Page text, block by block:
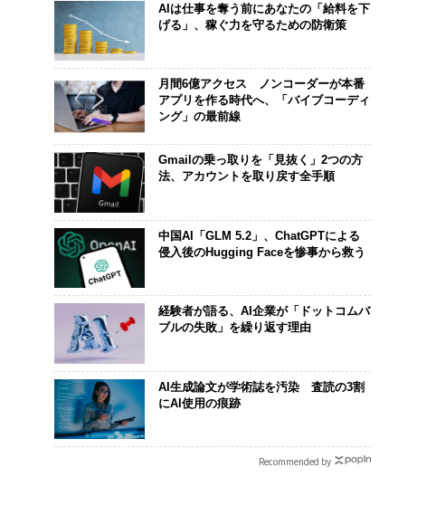
AIは仕事を奪う前にあなたの「給料を下
げる」、稼ぐ力を守るための防衛策
月間6億アクセス ノンコーダーが本番
アプリを作る時代へ、「バイブコーディ
ング」の最前線
Gmailの乗っ取りを「見抜く」2つの方
法、アカウントを取り戻す全手順
中国AI「GLM 5.2」、ChatGPTによる
侵入後のHugging Faceを惨事から救う
経験者が語る、AI企業が「ドットコムバ
ブルの失敗」を繰り返す理由
AI生成論文が学術誌を汚染 査読の3割
にAI使用の痕跡
Recommended by